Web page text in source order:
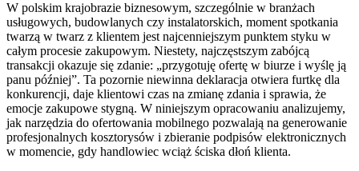
W polskim krajobrazie biznesowym, szczególnie w branżach
usługowych, budowlanych czy instalatorskich, moment spotkania
twarzą w twarz z klientem jest najcenniejszym punktem styku w
całym procesie zakupowym. Niestety, najczęstszym zabójcą
transakcji okazuje się zdanie: „przygotuję ofertę w biurze i wyślę ją
panu później”. Ta pozornie niewinna deklaracja otwiera furtkę dla
konkurencji, daje klientowi czas na zmianę zdania i sprawia, że
emocje zakupowe stygną. W niniejszym opracowaniu analizujemy,
jak narzędzia do ofertowania mobilnego pozwalają na generowanie
profesjonalnych kosztorysów i zbieranie podpisów elektronicznych
w momencie, gdy handlowiec wciąż ściska dłoń klienta.